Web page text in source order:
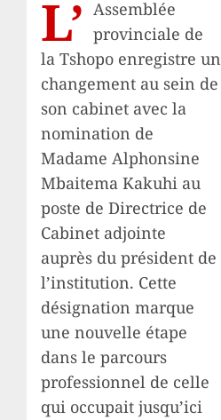
L’ Assemblée
provinciale de
la Tshopo enregistre un
changement au sein de
son cabinet avec la
nomination de
Madame Alphonsine
Mbaitema Kakuhi au
poste de Directrice de
Cabinet adjointe
auprès du président de
l’institution. Cette
désignation marque
une nouvelle étape
dans le parcours
professionnel de celle
qui occupait jusqu’ici